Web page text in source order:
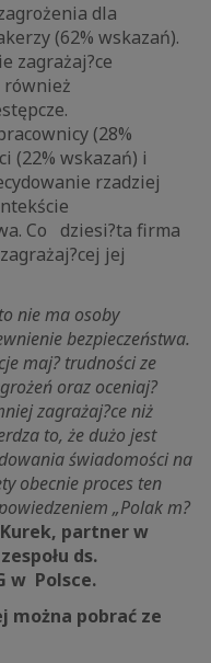
dla
(62% wskazań).
zagrażaj?ce
również
(28%
(22% wskazań) i
rzadziej
Co dziesi?ta firma
jej
nie ma osoby
bezpieczeństwa.
maj? trudności ze
oraz oceniaj?
zagrażaj?ce niż
to, że dużo jest
świadomości na
obecnie proces ten
„Polak m?
Kurek, partner w
ds.
w Polsce.
można pobrać ze